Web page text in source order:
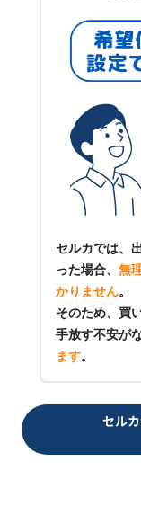
セルカでは、
った場合、 無
かりません。
そのため、買
手放す不安がな
ます。
セル